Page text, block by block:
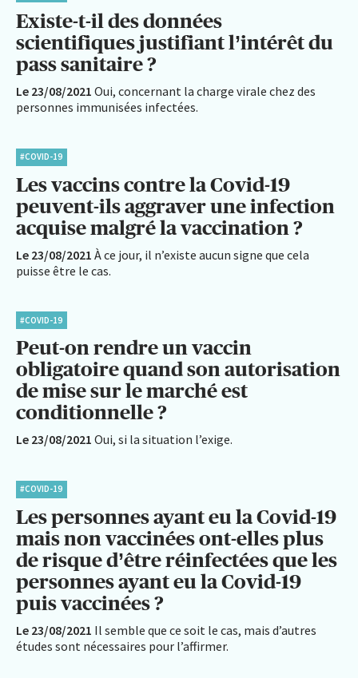
Existe-t-il des données
scientifiques justifiant l’intérêt du
pass sanitaire ?
Le 23/08/2021 Oui, concernant la charge virale chez des
personnes immunisées infectées.
#COVID-19
Les vaccins contre la Covid-19
peuvent-ils aggraver une infection
acquise malgré la vaccination ?
Le 23/08/2021 À ce jour, il n’existe aucun signe que cela
puisse être le cas.
#COVID-19
Peut-on rendre un vaccin
obligatoire quand son autorisation
de mise sur le marché est
conditionnelle ?
Le 23/08/2021 Oui, si la situation l’exige.
#COVID-19
Les personnes ayant eu la Covid-19
mais non vaccinées ont-elles plus
de risque d’être réinfectées que les
personnes ayant eu la Covid-19
puis vaccinées ?
Le 23/08/2021 Il semble que ce soit le cas, mais d’autres
études sont nécessaires pour l’affirmer.